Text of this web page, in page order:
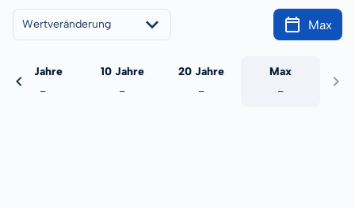
Wertveränderung Max
5 Jahre
-
10 Jahre
-
20 Jahre
-
Max
-